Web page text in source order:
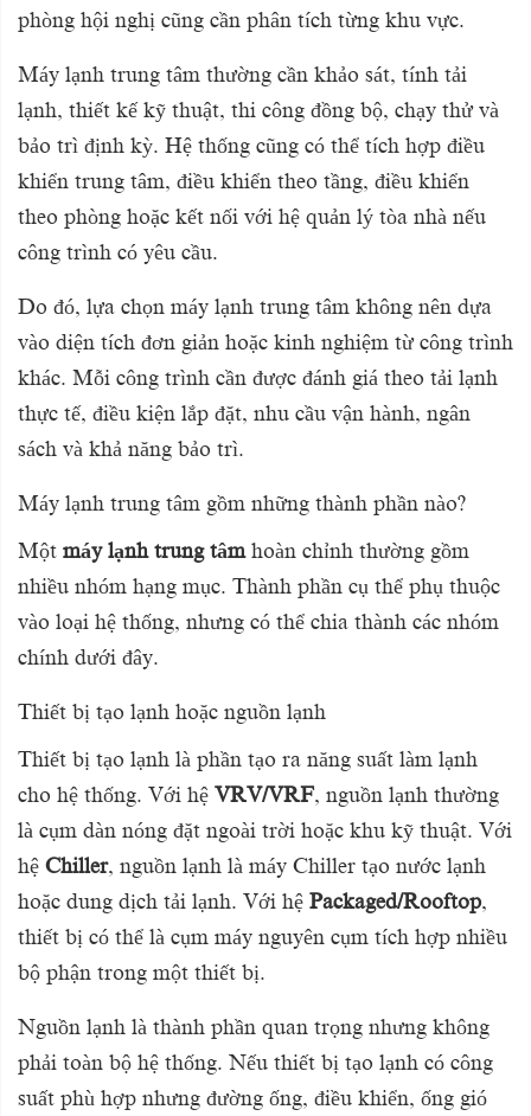
phòng hội nghị cũng cần phân tích từng khu vực.
Máy lạnh trung tâm thường cần khảo sát, tính tải
lạnh, thiết kế kỹ thuật, thi công đồng bộ, chạy thử và
bảo trì định kỳ. Hệ thống cũng có thể tích hợp điều
khiển trung tâm, điều khiển theo tầng, điều khiển
theo phòng hoặc kết nối với hệ quản lý tòa nhà nếu
công trình có yêu cầu.
Do đó, lựa chọn máy lạnh trung tâm không nên dựa
vào diện tích đơn giản hoặc kinh nghiệm từ công trình
khác. Mỗi công trình cần được đánh giá theo tải lạnh
thực tế, điều kiện lắp đặt, nhu cầu vận hành, ngân
sách và khả năng bảo trì.
Máy lạnh trung tâm gồm những thành phần nào?
Một máy lạnh trung tâmhoàn chỉnh thường gồm
nhiều nhóm hạng mục. Thành phần cụ thể phụ thuộc
vào loại hệ thống, nhưng có thể chia thành các nhóm
chính dưới đây.
Thiết bị tạo lạnh hoặc nguồn lạnh
Thiết bị tạo lạnh là phần tạo ra năng suất làm lạnh
cho hệ thống. Với hệ VRV/VRF, nguồn lạnh thường
là cụm dàn nóng đặt ngoài trời hoặc khu kỹ thuật. Với
hệ Chiller, nguồn lạnh là máy Chiller tạo nước lạnh
hoặc dung dịch tải lạnh. Với hệ Packaged/Rooftop,
thiết bị có thể là cụm máy nguyên cụm tích hợp nhiều
bộ phận trong một thiết bị.
Nguồn lạnh là thành phần quan trọng nhưng không
phải toàn bộ hệ thống. Nếu thiết bị tạo lạnh có công
suất phù hợp nhưng đường ống, điều khiển, ống gió